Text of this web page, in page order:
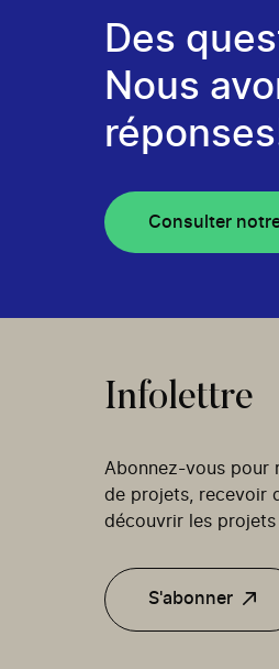
Des
Nous
Consulter notre
Infolettre
Abonnez-vous pour
de projets, recevoir
découvrir les projets
S'abonner